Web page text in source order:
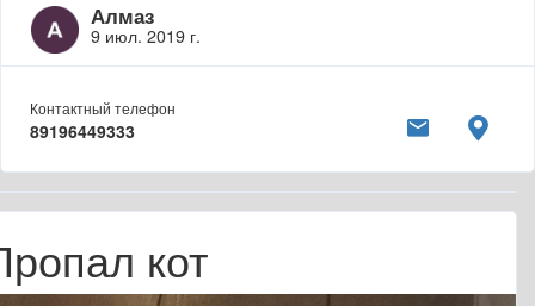
Алмаз
9 июл. 2019 г.
Контактный телефон
89196449333
кот